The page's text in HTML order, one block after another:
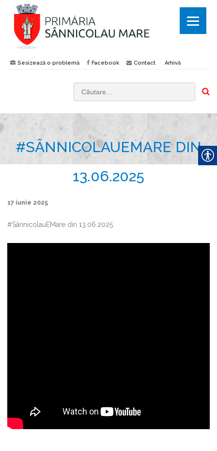
Sesizează o problemă Facebook Contact Arhivă
:
#SÂNNICOLAUEMARE DIN
13.06.2025
17 iunie 2025
#SânnicolauEMare din 13.06.2025